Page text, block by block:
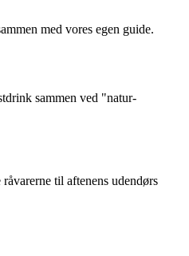
med vores egen guide.
sammen ved "natur-
til aftenens udendørs